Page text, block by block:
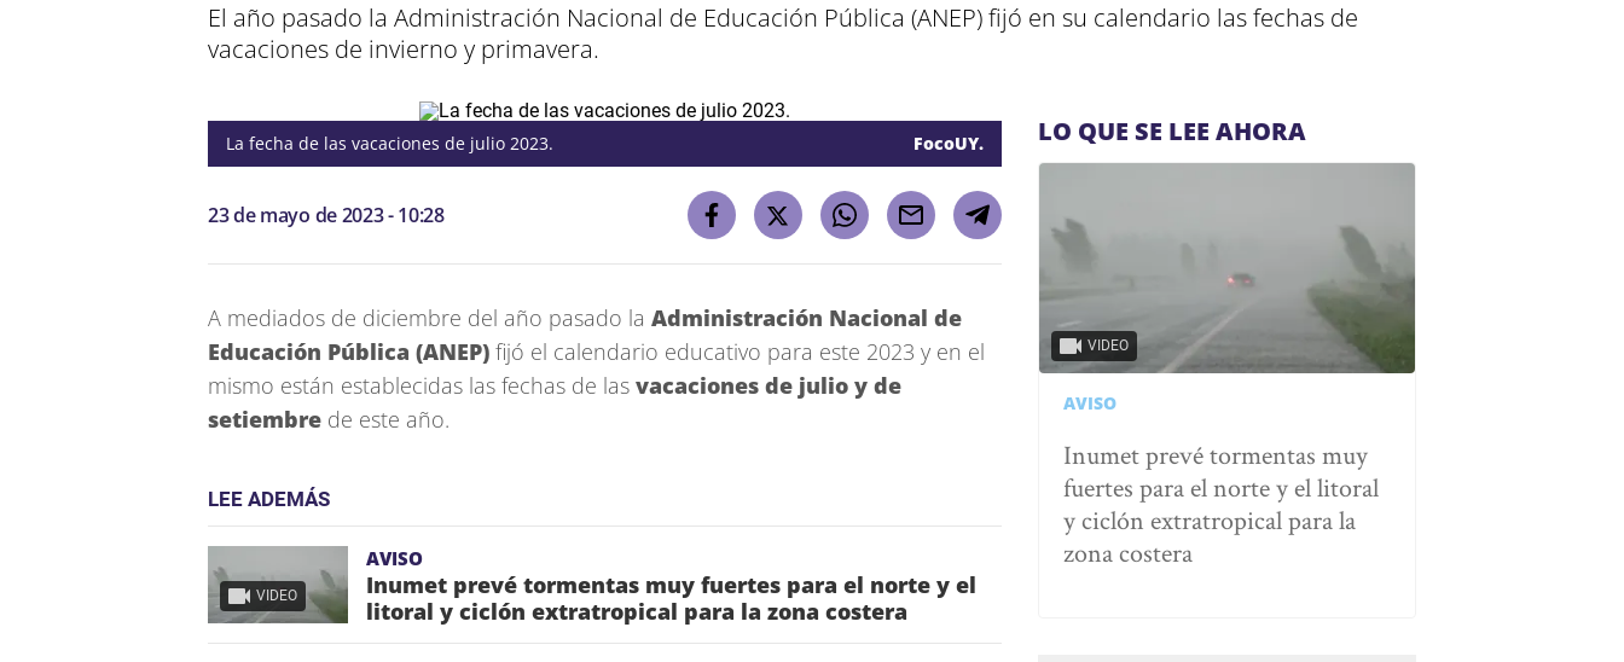
El año pasado la Administración Nacional de Educación Pública (ANEP) fijó en su calendario las fechas de
vacaciones de invierno y primavera.
La fecha de las vacaciones de julio 2023. FocoUY.
23 de mayo de 2023 - 10:28
A mediados de diciembre del año pasado la Administración Nacional de
Educación Pública (ANEP) fijó el calendario educativo para este 2023 y en el
mismo están establecidas las fechas de las vacaciones de julio y de
setiembre de este año.
LEE ADEMÁS
VIDEO
AVISO
Inumet prevé tormentas muy fuertes para el norte y el
litoral y ciclón extratropical para la zona costera
LO QUE SE LEE AHORA
VIDEO
AVISO
Inumet prevé tormentas muy
fuertes para el norte y el litoral
y ciclón extratropical para la
zona costera